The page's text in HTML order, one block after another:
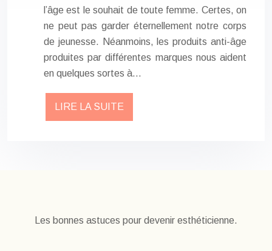
l’âge est le souhait de toute femme. Certes, on
ne peut pas garder éternellement notre corps
de jeunesse. Néanmoins, les produits anti-âge
produites par différentes marques nous aident
en quelques sortes à…
LIRE LA SUITE
Les bonnes astuces pour devenir esthéticienne.